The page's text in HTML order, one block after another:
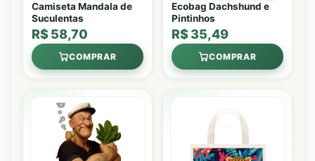
Camiseta Mandala de
Suculentas
R$ 58,70
COMPRAR
Ecobag Dachshund e
Pintinhos
R$ 35,49
COMPRAR